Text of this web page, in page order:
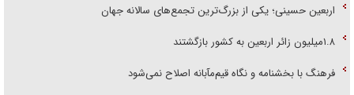
اربعین حسینی؛ یکی از بزرگ‌ترین تجمع‌های سالانه جهان
۱.۸میلیون زائر اربعین به کشور بازگشتند
فرهنگ با بخشنامه و نگاه قیم‌مآبانه اصلاح نمی‌شود